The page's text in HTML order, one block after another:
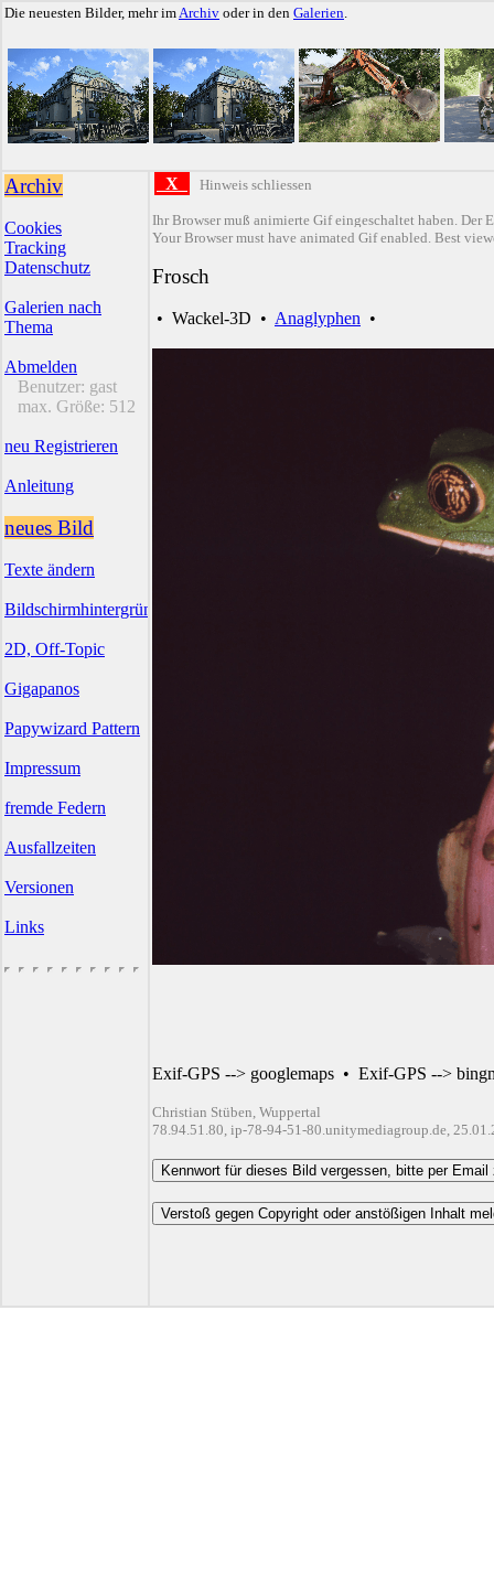
Die neuesten Bilder, mehr imArchiv oder in den Galerien.
Archiv
Cookies
Tracking
Datenschutz
Galerien nach
Thema
Abmelden
Benutzer: gast
max. Größe: 512
neu Registrieren
Anleitung
neues Bild
Texte ändern
Bildschirmhintergründe
2D, Off-Topic
Gigapanos
Papywizard Pattern
Impressum
fremde Federn
Ausfallzeiten
Versionen
Links
X Hinweis schliessen
Ihr Browser muß animierte Gif eingeschaltet haben. Der
Your Browser must have animated Gif enabled. Best
Frosch
• Wackel-3D • Anaglyphen •
Exif-GPS --> googlemaps • Exif-GPS -->
Christian Stüben, Wuppertal
78.94.51.80, ip-78-94-51-80.unitymediagroup.de,